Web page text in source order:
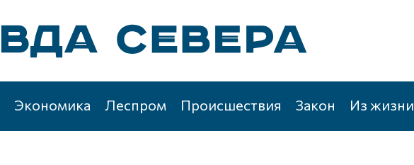
Экономика Леспром Происшествия Закон Из жизни